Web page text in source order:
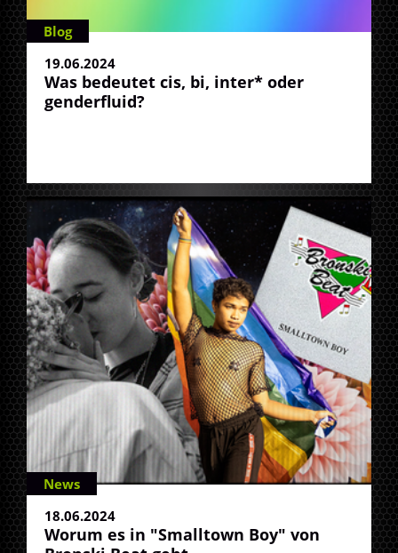
Blog
19.06.2024
Was bedeutet cis, bi, inter* oder
genderfluid?
News
18.06.2024
Worum es in "Smalltown Boy" von